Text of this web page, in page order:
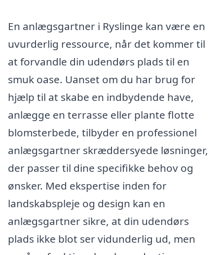
En anlægsgartner i Ryslinge kan være en
uvurderlig ressource, når det kommer til
at forvandle din udendørs plads til en
smuk oase. Uanset om du har brug for
hjælp til at skabe en indbydende have,
anlægge en terrasse eller plante flotte
blomsterbede, tilbyder en professionel
anlægsgartner skræddersyede løsninger,
der passer til dine specifikke behov og
ønsker. Med ekspertise inden for
landskabspleje og design kan en
anlægsgartner sikre, at din udendørs
plads ikke blot ser vidunderlig ud, men